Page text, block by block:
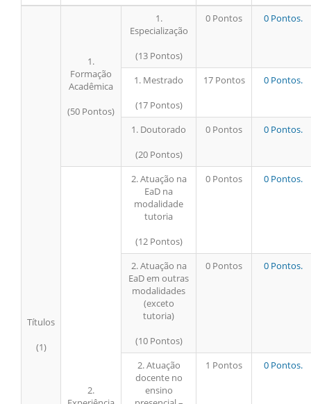
Títulos
(1)
1.
Formação
Acadêmica
(50 Pontos)
1.
Especialização
(13 Pontos)
0 Pontos 0 Pontos.
1. Mestrado
(17 Pontos)
17 Pontos 0 Pontos.
1. Doutorado
(20 Pontos)
0 Pontos 0 Pontos.
2.
2. Atuação na
EaD na
modalidade
tutoria
(12 Pontos)
0 Pontos 0 Pontos.
2. Atuação na
EaD em outras
modalidades
(exceto
tutoria)
(10 Pontos)
0 Pontos 0 Pontos.
2. Atuação
docente no
ensino
1 Pontos 0 Pontos.